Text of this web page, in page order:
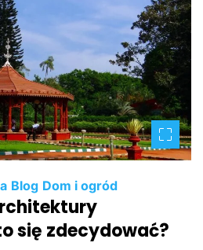
Blog Dom i ogród
się zdecydować?